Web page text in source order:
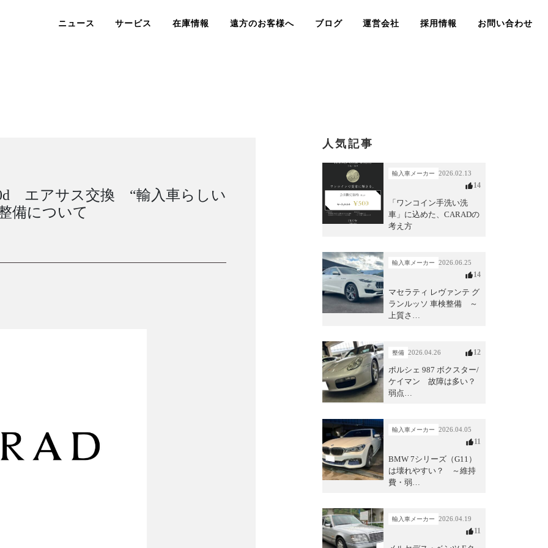
ニュース サービス 在庫情報 遠方のお客様へ ブログ 運営会社 採用情報 お問い合わせ
エアサス交換 “輸入車らしい
備について
人気記事
輸入車メーカー 2026.02.13
14
「ワンコイン手洗い洗
車」に込めた、CARADの
考え方
輸入車メーカー 2026.06.25
14
マセラティ レヴァンテ グ
ランルッソ 車検整備 ～
上質さ…
整備 2026.04.26 12
ポルシェ 987 ボクスター/
ケイマン 故障は多い？
弱点…
輸入車メーカー 2026.04.05
11
BMW 7シリーズ（G11）
は壊れやすい？ ～維持
費・弱…
輸入車メーカー 2026.04.19
11